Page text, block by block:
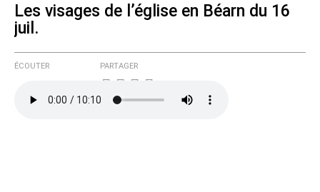
Les visages de l’église en Béarn du 16
juil.
ÉCOUTER PARTAGER